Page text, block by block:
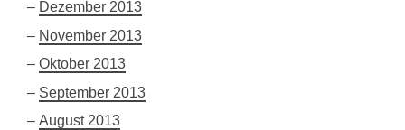
Dezember 2013
November 2013
Oktober 2013
September 2013
August 2013